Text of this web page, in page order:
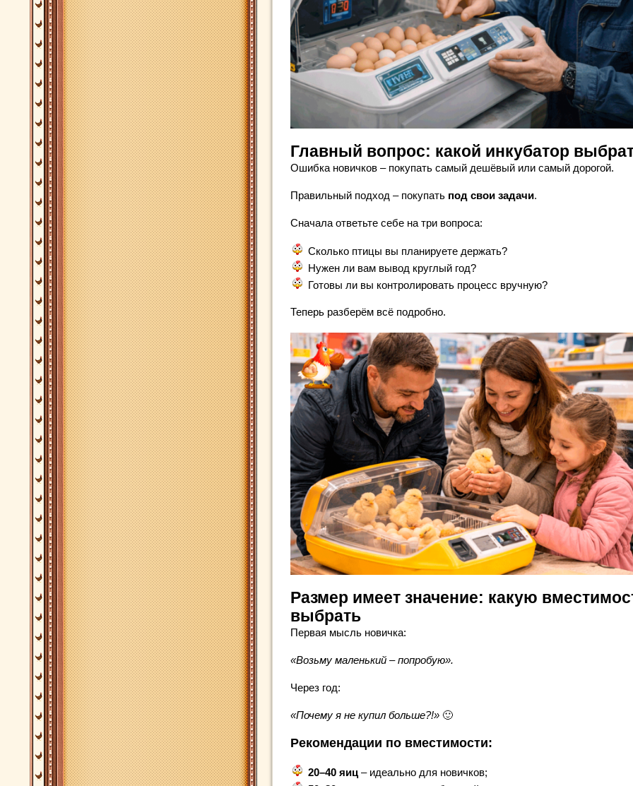
Главный вопрос: какой инкубатор
Ошибка новичков – покупать самый дешёвый или самый дорогой.
Правильный подход – покупать под свои задачи.
Сначала ответьте себе на три вопроса:
Сколько птицы вы планируете держать?
Нужен ли вам вывод круглый год?
Готовы ли вы контролировать процесс вручную?
Теперь разберём всё подробно.
Размер имеет значение: какую
выбрать
Первая мысль новичка:
«Возьму маленький – попробую».
Через год:
«Почему я не купил больше?!» 🙂
Рекомендации по вместимости:
20–40 яиц – идеально для новичков;